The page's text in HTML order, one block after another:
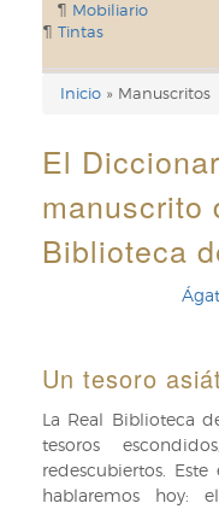
Mobiliario
Tintas
Enlaces
de
ayuda
de
Inicio Manuscritos
El
manuscrito
Biblioteca
Un tesoro
La Real Biblioteca
tesoros
redescubiertos.
hablaremos hoy: